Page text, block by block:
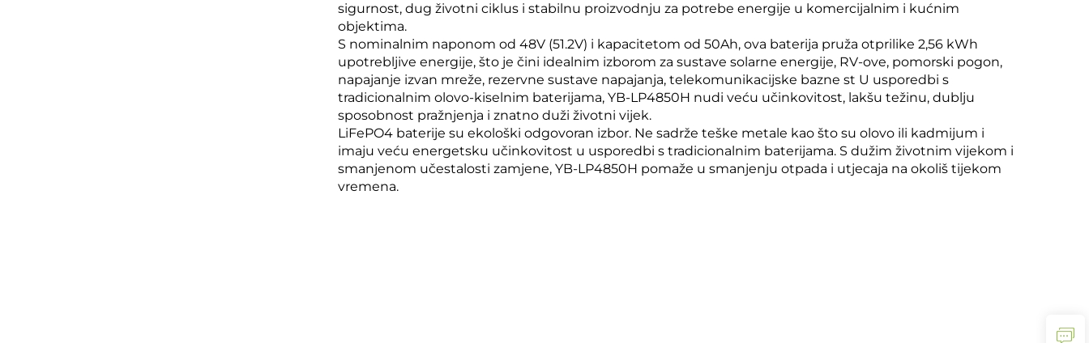
sigurnost, dug životni ciklus i stabilnu proizvodnju za potrebe energije u komercijalnim i kućnim
objektima.
S nominalnim naponom od 48V (51.2V) i kapacitetom od 50Ah, ova baterija pruža otprilike 2,56 kWh
upotrebljive energije, što je čini idealnim izborom za sustave solarne energije, RV-ove, pomorski pogon,
napajanje izvan mreže, rezervne sustave napajanja, telekomunikacijske bazne st U usporedbi s
tradicionalnim olovo-kiselnim baterijama, YB-LP4850H nudi veću učinkovitost, lakšu težinu, dublju
sposobnost pražnjenja i znatno duži životni vijek.
LiFePO4 baterije su ekološki odgovoran izbor. Ne sadrže teške metale kao što su olovo ili kadmijum i
imaju veću energetsku učinkovitost u usporedbi s tradicionalnim baterijama. S dužim životnim vijekom i
smanjenom učestalosti zamjene, YB-LP4850H pomaže u smanjenju otpada i utjecaja na okoliš tijekom
vremena.